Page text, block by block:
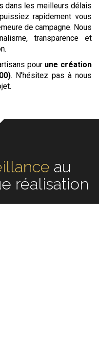
dans les meilleurs délais
rapidement vous
de campagne. Nous
transparence et
pour une création
. N'hésitez pas à nous
cœur de